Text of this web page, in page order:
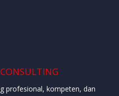
profesional, kompeten, dan